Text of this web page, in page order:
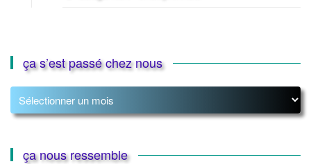
ça s’est passé chez nous
ça
s’est
passé
nousça nous ressemble